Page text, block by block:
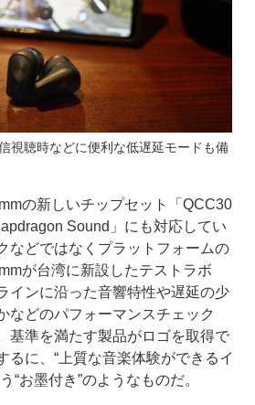
視聴時などに便利な低遅延モードも備
の新しいチップセット「QCC30
Sound」にも対応してい
などではなくプラットフォームの
が台湾に新設したテストラボ
インに沿った音響特性や遅延の少
などのパフォーマンスチェック
基準を満たす製品がロゴを取得で
るに、“上質な音楽体験ができるイ
“お墨付き”のようなものだ。